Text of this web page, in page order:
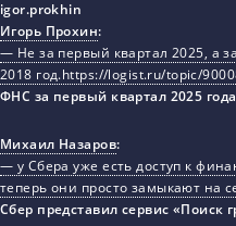
Игорь Прохин:
— Не за первый квартал 2025, а
2018 год.https://logist.ru/topic/
ФНС за первый квартал 2025
Михаил Назаров:
— у Сбера уже есть доступ к
теперь они просто замыкают на
Сбер представил сервис «Поиск